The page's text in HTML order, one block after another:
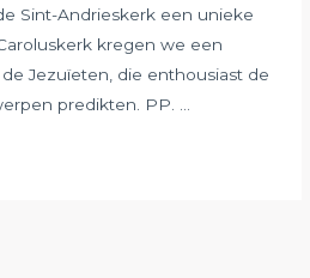
Sint-Andrieskerk een unieke
kregen we een
Jezuïeten, die enthousiast de
predikten. PP. …